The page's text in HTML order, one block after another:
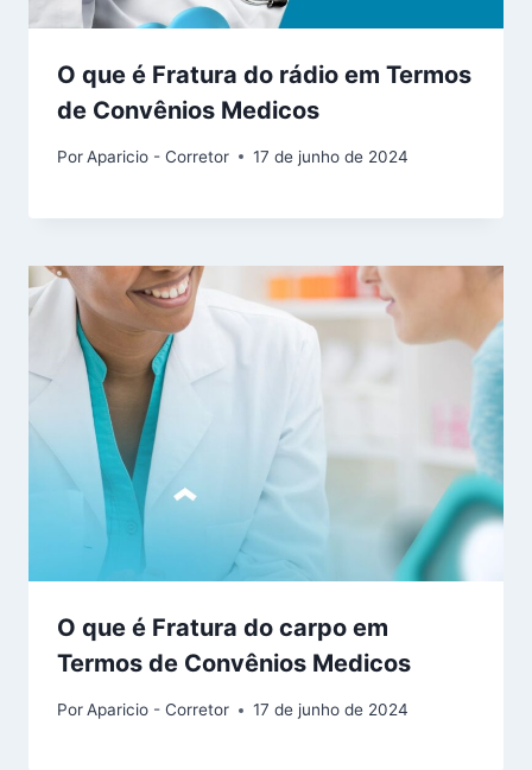
O que é Fratura do rádio em Termos
de Convênios Medicos
PorAparicio - Corretor 17 de junho de 2024
O que é Fratura do carpo em
Termos de Convênios Medicos
PorAparicio - Corretor 17 de junho de 2024